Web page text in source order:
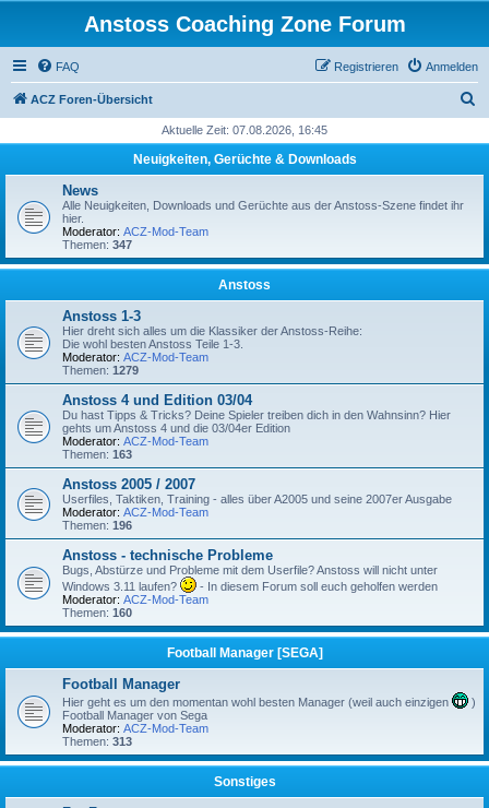
Anstoss Coaching Zone Forum
FAQ Anmelden
Registrieren
ACZ Foren-Übersicht
h
Aktuelle Zeit: 07.08.2026, 16:45
Neuigkeiten, Gerüchte & Downloads
News
Alle Neuigkeiten, Downloads und Gerüchte aus der Anstoss-Szene findet ihr
hier.
Moderator: ACZ-Mod-Team
Themen: 347
Anstoss
Anstoss 1-3
Hier dreht sich alles um die Klassiker der Anstoss-Reihe:
Die wohl besten Anstoss Teile 1-3.
Moderator: ACZ-Mod-Team
Themen: 1279
Anstoss 4 und Edition 03/04
Du hast Tipps & Tricks? Deine Spieler treiben dich in den Wahnsinn? Hier
gehts um Anstoss 4 und die 03/04er Edition
Moderator: ACZ-Mod-Team
Themen: 163
Anstoss 2005 / 2007
Userfiles, Taktiken, Training - alles über A2005 und seine 2007er Ausgabe
Moderator: ACZ-Mod-Team
Themen: 196
Anstoss - technische Probleme
Bugs, Abstürze und Probleme mit dem Userfile? Anstoss will nicht unter
Windows 3.11 laufen?
- In diesem Forum soll euch geholfen werden
Moderator: ACZ-Mod-Team
Themen: 160
Football Manager [SEGA]
Football Manager
Hier geht es um den momentan wohl besten Manager (weil auch einzigen
)
Football Manager von Sega
Moderator: ACZ-Mod-Team
Themen: 313
Sonstiges